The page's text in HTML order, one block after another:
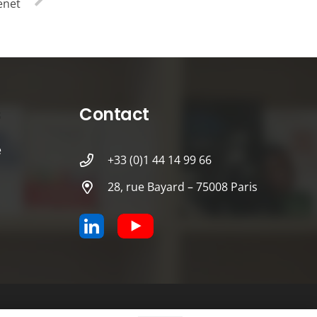
Contact
+33 (0)1 44 14 99 66
28, rue Bayard – 75008 Paris